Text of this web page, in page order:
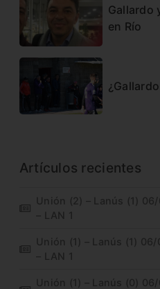
Gallardo
en Río
Artículos recientes
Unión (2) – Lanús (1)
– LAN 1
Unión (1) – Lanús (1)
– LAN 1
Unión (1) – Lanús (0)